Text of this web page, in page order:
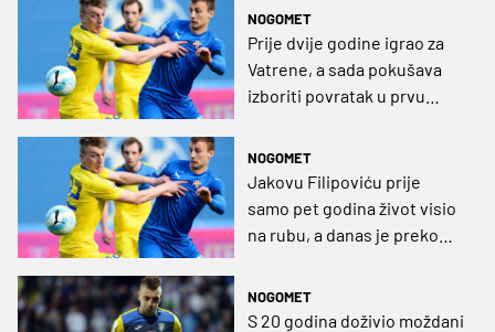
NOGOMET
Prije dvije godine igrao za
Vatrene, a sada pokušava
izboriti povratak u prvu
NOGOMET
Jakovu Filipoviću prije
samo pet godina život visio
na rubu, a danas je preko
NOGOMET
S 20 godina doživio moždani